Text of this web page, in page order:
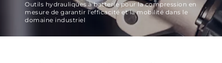
Outils hydrauliques à batterie pour la compression en
mesure de garantir l'efficacité et la mobilité dans le
domaine industriel